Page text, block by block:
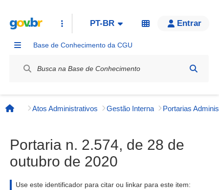
PT-BR Entrar
Base de Conhecimento da CGU
Página inicial
Atos Administrativos Gestão Interna
Portaria n. 2.574, de 28 de
outubro de 2020
Use este identificador para citar ou linkar para este item: